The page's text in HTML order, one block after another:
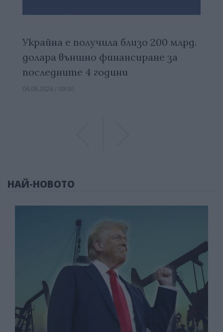
Украйна е получила близо 200 млрд.
долара външно финансиране за
последните 4 години
06.08.2026 / 09:00
НАЙ-НОВОТО